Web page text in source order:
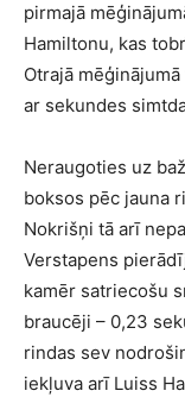
pirmajā
Hamiltonu, kas
Otrajā
ar sekundes
Neraugoties uz
boksos pēc jauna
Nokrišņi tā arī
Verstapens
kamēr satriecošu
braucēji – 0,23
rindas sev
iekļuva arī Luiss